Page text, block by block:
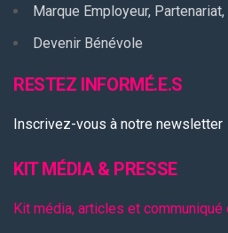
Marque Employeur,
Devenir Bénévole
RESTEZ INFORMÉ.E.S
Inscrivez-vous à notre newsletter
KIT MÉDIA & PRESSE
Kit média, articles et